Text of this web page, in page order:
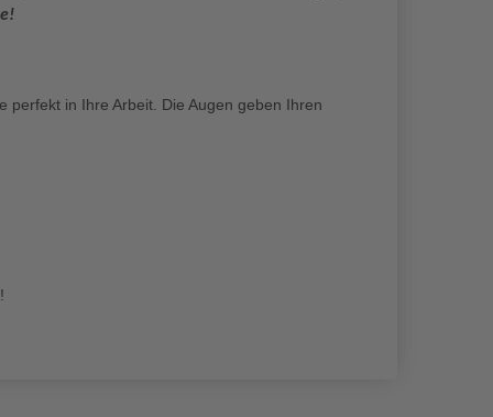
perfekt in Ihre Arbeit. Die Augen geben Ihren